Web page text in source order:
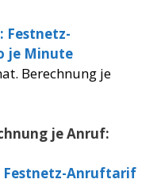
Festnetz-
je Minute
Berechnung je
je Anruf:
Festnetz-Anruftarif